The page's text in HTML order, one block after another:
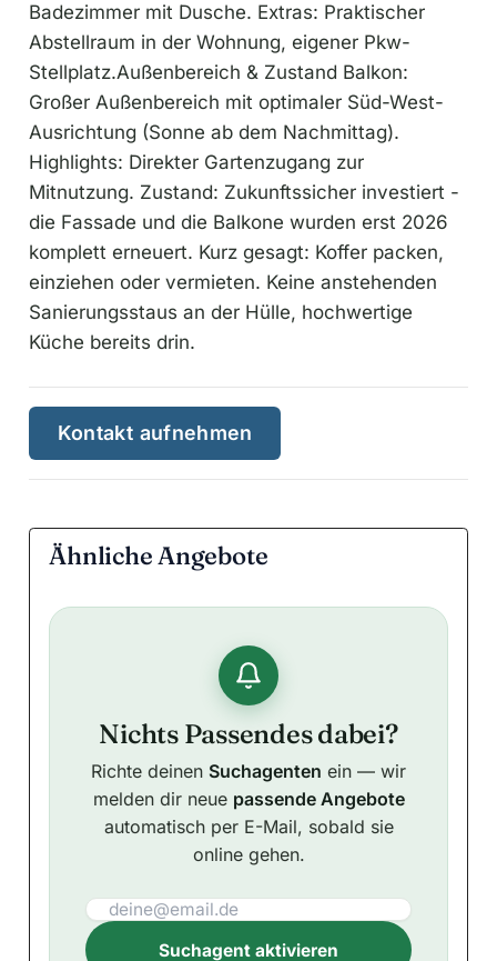
Badezimmer mit Dusche. Extras: Praktischer
Abstellraum in der Wohnung, eigener Pkw-
Stellplatz.Außenbereich & Zustand Balkon:
Großer Außenbereich mit optimaler Süd-West-
Ausrichtung (Sonne ab dem Nachmittag).
Highlights: Direkter Gartenzugang zur
Mitnutzung. Zustand: Zukunftssicher investiert -
die Fassade und die Balkone wurden erst 2026
komplett erneuert. Kurz gesagt: Koffer packen,
einziehen oder vermieten. Keine anstehenden
Sanierungsstaus an der Hülle, hochwertige
Küche bereits drin.
Kontakt aufnehmen
Ähnliche Angebote
Nichts Passendes dabei?
Richte deinen Suchagenten ein — wir
melden dir neue passende Angebote
automatisch per E-Mail, sobald sie
online gehen.
Suchagent aktivieren